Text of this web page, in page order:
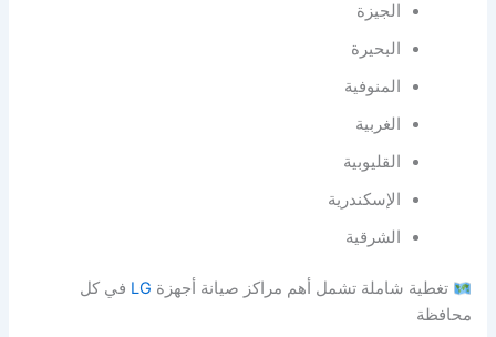
الجيزة
البحيرة
المنوفية
الغربية
القليوبية
الإسكندرية
الشرقية
تغطية شاملة تشمل أهم مراكز صيانة أجهزة LG في كل
محافظة